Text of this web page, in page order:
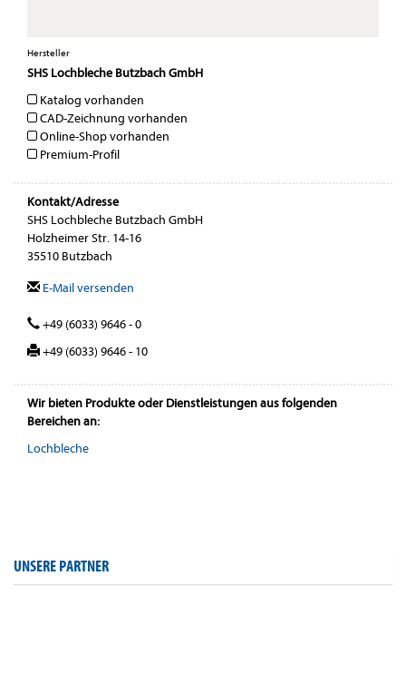
Hersteller
SHS Lochbleche Butzbach GmbH
Katalog vorhanden
CAD-Zeichnung vorhanden
Online-Shop vorhanden
Premium-Profil
Kontakt/Adresse
SHS Lochbleche Butzbach GmbH
Holzheimer Str. 14-16
35510 Butzbach
E-Mail versenden
+49 (6033) 9646 - 0
+49 (6033) 9646 - 10
Wir bieten Produkte oder Dienstleistungen aus folgenden
Bereichen an:
Lochbleche
UNSERE PARTNER